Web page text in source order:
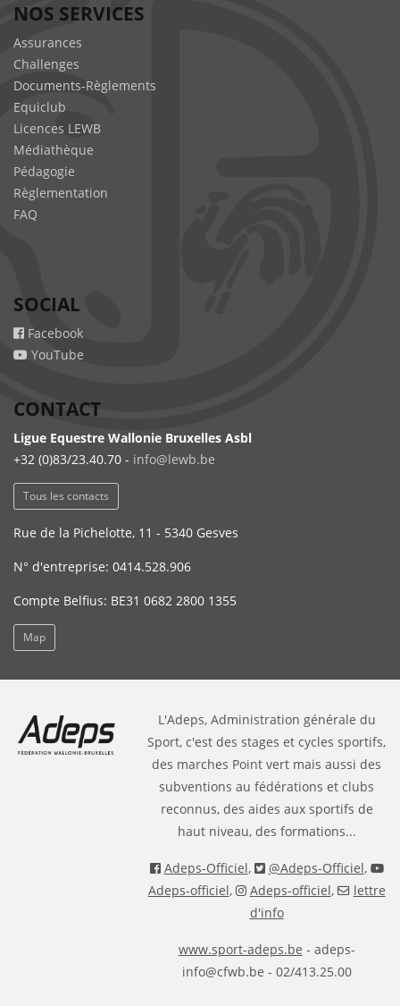
NOS SERVICES
Assurances
Challenges
Documents-Règlements
Equiclub
Licences LEWB
Médiathèque
Pédagogie
Règlementation
FAQ
SOCIAL
Facebook
YouTube
CONTACT
Ligue Equestre Wallonie Bruxelles Asbl
+32 (0)83/23.40.70 - info@lewb.be
Tous les contacts
Rue de la Pichelotte, 11 - 5340 Gesves
N° d'entreprise: 0414.528.906
Compte Belfius: BE31 0682 2800 1355
Map
L'Adeps, Administration générale du
Sport, c'est des stages et cycles sportifs,
des marches Point vert mais aussi des
subventions au fédérations et clubs
reconnus, des aides aux sportifs de
haut niveau, des formations...
Adeps-Officiel, @Adeps-Officiel,
Adeps-officiel, Adeps-officiel,
lettre
d'info
www.sport-adeps.be - adeps-
info@cfwb.be - 02/413.25.00